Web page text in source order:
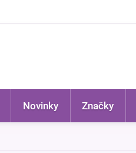
Novinky Značky